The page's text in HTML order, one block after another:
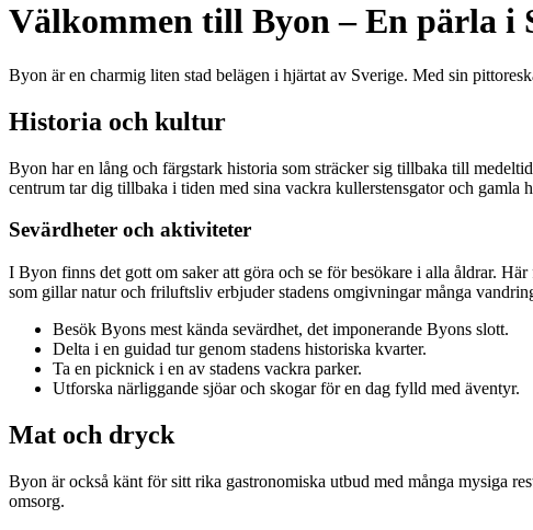
Välkommen till Byon – En pärla i
Byon är en charmig liten stad belägen i hjärtat av Sverige. Med sin
Historia och kultur
Byon har en lång och färgstark historia som sträcker sig tillbaka till
centrum tar dig tillbaka i tiden med sina vackra kullerstensgator och gamla
Sevärdheter och aktiviteter
I Byon finns det gott om saker att göra och se för besökare i alla åldrar.
som gillar natur och friluftsliv erbjuder stadens omgivningar många
Besök Byons mest kända sevärdhet, det imponerande Byons slott.
Delta i en guidad tur genom stadens historiska kvarter.
Ta en picknick i en av stadens vackra parker.
Utforska närliggande sjöar och skogar för en dag fylld med äventyr.
Mat och dryck
Byon är också känt för sitt rika gastronomiska utbud med många mysiga
omsorg.